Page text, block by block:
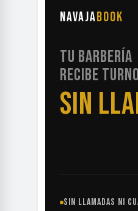
NAVAJABOOK
TU BARBERÍA
RECIBE
SIN
SIN LLAMADAS NI